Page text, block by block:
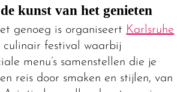
kunst van het genieten
genoeg is organiseert Karlsruhe
culinair festival waarbij
menu’s samenstellen die je
reis door smaken en stijlen, van